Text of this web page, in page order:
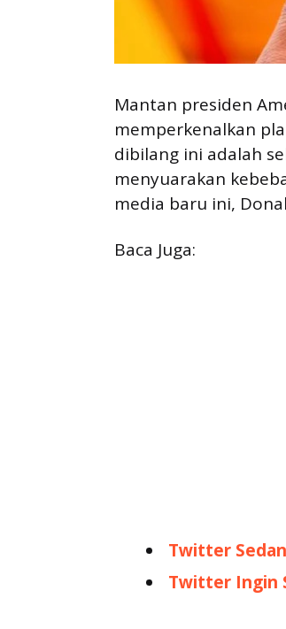
Mantan presiden
memperkenalkan
dibilang ini adalah
menyuarakan
media baru ini,
Baca Juga:
Twitter
Twitter Ingin